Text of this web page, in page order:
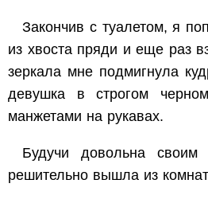
Закончив с туалетом, я
из хвоста пряди и еще раз
зеркала мне подмигнула
девушка в строгом
манжетами на рукавах.
Будучи довольна
решительно вышла из